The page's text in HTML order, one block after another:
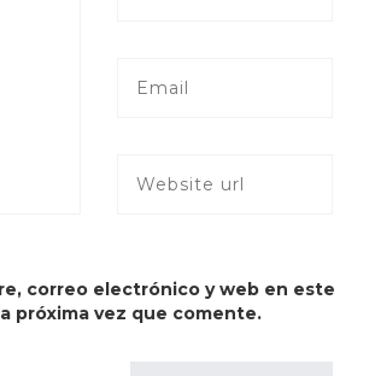
correo electrónico y web en este
próxima vez que comente.